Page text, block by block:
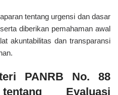
tentang urgensi dan dasar
diberikan pemahaman awal
akuntabilitas dan transparansi
PANRB No. 88
Evaluasi